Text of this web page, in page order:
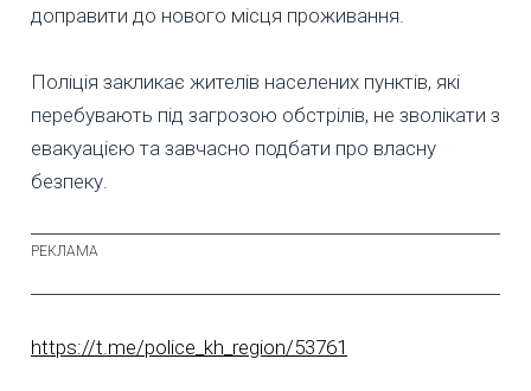
доправити до нового місця проживання.
Поліція закликає жителів населених пунктів, які
перебувають під загрозою обстрілів, не зволікати з
евакуацією та завчасно подбати про власну
безпеку.
https://t.me/police_kh_region/53761